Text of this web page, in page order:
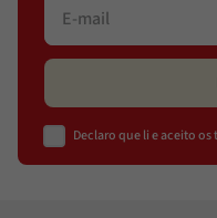
Declaro que li e aceito